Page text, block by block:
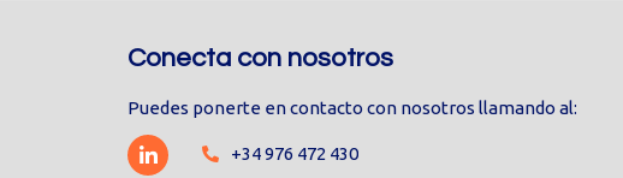
Conecta con nosotros
Puedes ponerte en contacto con nosotros llamando al:
+34 976 472 430